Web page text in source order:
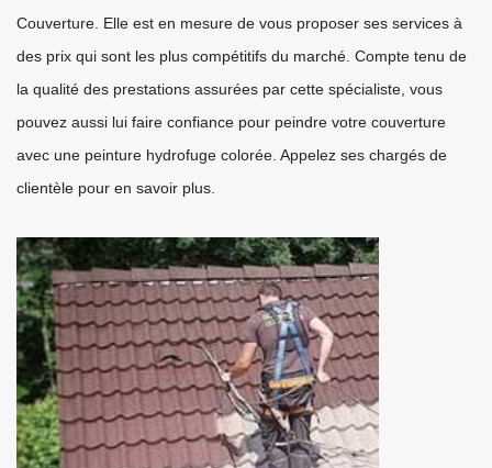
Couverture. Elle est en mesure de vous proposer ses services à
des prix qui sont les plus compétitifs du marché. Compte tenu de
la qualité des prestations assurées par cette spécialiste, vous
pouvez aussi lui faire confiance pour peindre votre couverture
avec une peinture hydrofuge colorée. Appelez ses chargés de
clientèle pour en savoir plus.